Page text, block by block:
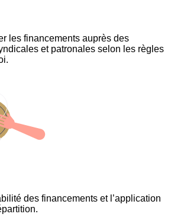
les financements auprès des
et patronales selon les règles
des financements et l’application